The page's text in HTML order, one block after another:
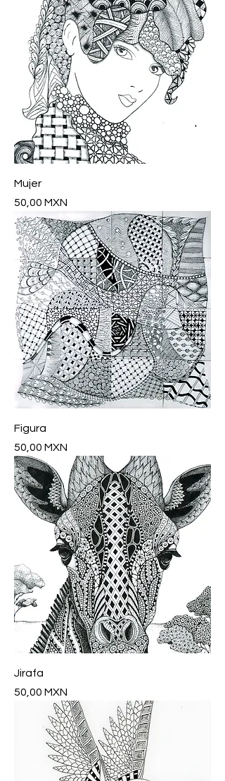
Mujer
Precio
50,00 MXN
Figura
Precio
50,00 MXN
Jirafa
Precio
50,00 MXN